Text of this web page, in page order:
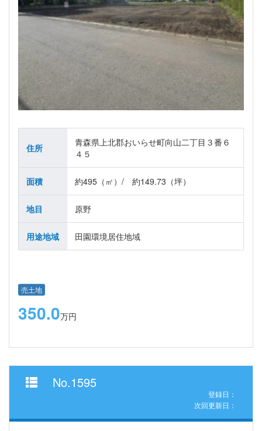
住所
青森県上北郡おいらせ町向山二丁目３番６
４５
面積 約495（㎡）/ 約149.73（坪）
地目 原野
用途地域 田園環境居住地域
売土地
350.0万円
No.1595
登録日：
次回更新日：